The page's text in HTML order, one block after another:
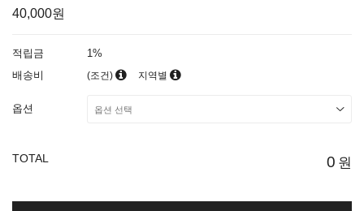
40,000원
적립금
1%
배송비
(조건) 지역별
옵션
TOTAL 0 원